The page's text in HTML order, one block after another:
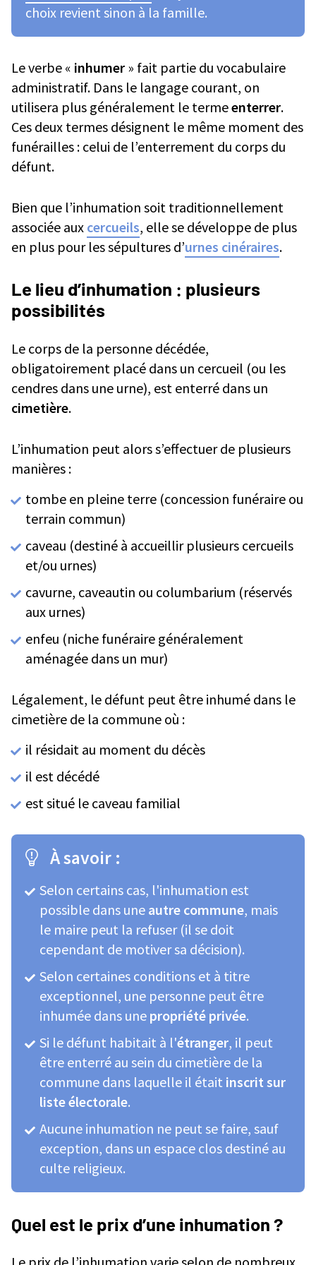
choix revient sinon à la famille.
Le verbe « inhumer » fait partie du vocabulaire
administratif. Dans le langage courant, on
utilisera plus généralement le termeenterrer.
Ces deux termes désignent le même moment des
funérailles : celui de l’enterrement du corps du
défunt.
Bien que l’inhumation soit traditionnellement
associée aux cercueils, elle se développe de plus
en plus pour les sépultures d’urnes cinéraires.
Le lieu d’inhumation : plusieurs
possibilités
Le corps de la personne décédée,
obligatoirement placé dans un cercueil (ou les
cendres dans une urne), est enterré dans un
cimetière.
L’inhumation peut alors s’effectuer de plusieurs
manières :
tombe en pleine terre (concession funéraire ou
terrain commun)
caveau (destiné à accueillir plusieurs cercueils
et/ou urnes)
cavurne, caveautin ou columbarium (réservés
aux urnes)
enfeu (niche funéraire généralement
aménagée dans un mur)
Légalement, le défunt peut être inhumé dans le
cimetière de la commune où :
il résidait au moment du décès
il est décédé
est situé le caveau familial
À savoir :
Selon certains cas, l'inhumation est
possible dans une autre commune, mais
le maire peut la refuser (il se doit
cependant de motiver sa décision).
Selon certaines conditions et à titre
exceptionnel, une personne peut être
inhumée dans une propriété privée.
Si le défunt habitait à l'étranger, il peut
être enterré au sein du cimetière de la
commune dans laquelle il était inscrit sur
liste électorale.
Aucune inhumation ne peut se faire, sauf
exception, dans un espace clos destiné au
culte religieux.
Quel est le prix d’une inhumation ?